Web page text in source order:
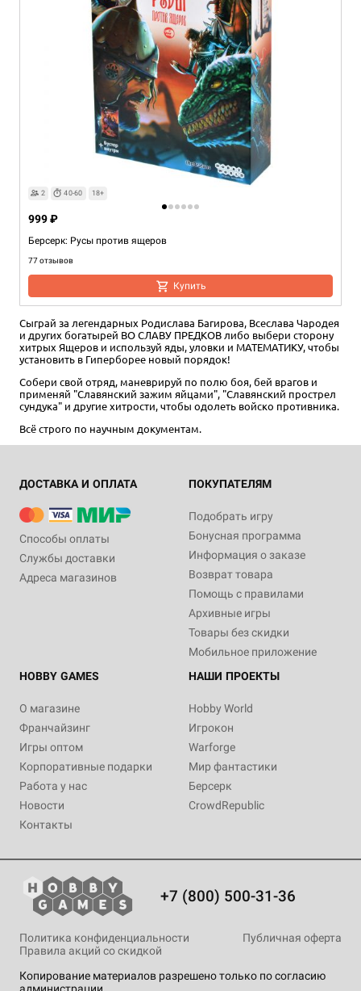
2 40-60 18+
Берсерк: Русы против ящеров
77 отзывов
999 ₽
Купить
Сыграй за легендарных Родислава Багирова, Всеслава Чародея
и других богатырей ВО СЛАВУ ПРЕДКОВ либо выбери сторону
хитрых Ящеров и используй яды, уловки и МАТЕМАТИКУ, чтобы
установить в Гиперборее новый порядок!
Собери свой отряд, маневрируй по полю боя, бей врагов и
применяй "Славянский зажим яйцами", "Славянский прострел
сундука" и другие хитрости, чтобы одолеть войско противника.
Всё строго по научным документам.
ДОСТАВКА И ОПЛАТА
Способы оплаты
Службы доставки
Адреса магазинов
ПОКУПАТЕЛЯМ
Подобрать игру
Бонусная программа
Информация о заказе
Возврат товара
Помощь с правилами
Архивные игры
Товары без скидки
Мобильное приложение
HOBBY GAMES
О магазине
Франчайзинг
Игры оптом
Корпоративные подарки
Работа у нас
Новости
Контакты
НАШИ ПРОЕКТЫ
Hobby World
Игрокон
Warforge
Мир фантастики
Берсерк
CrowdRepublic
+7 (800) 500-31-36
Копирование материалов разрешено только по согласию
администрации
Политика конфиденциальности
Публичная оферта
Правила акций со скидкой